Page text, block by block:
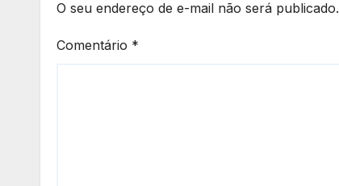
O seu endereço de e-mail não será publicado.
Comentário *